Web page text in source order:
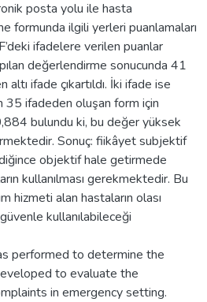
posta yolu ile hasta
formunda ilgili yerleri puanlamaları
ifadelere verilen puanlar
değerlendirme sonucunda 41
ifade çıkartıldı. İki ifade ise
35 ifadeden oluşan form için
bulundu ki, bu değer yüksek
Sonuç: fiikâyet subjektif
objektif hale getirmede
kullanılması gerekmektedir. Bu
hizmeti alan hastaların olası
kullanılabileceği
performed to determine the
to evaluate the
in emergency setting.